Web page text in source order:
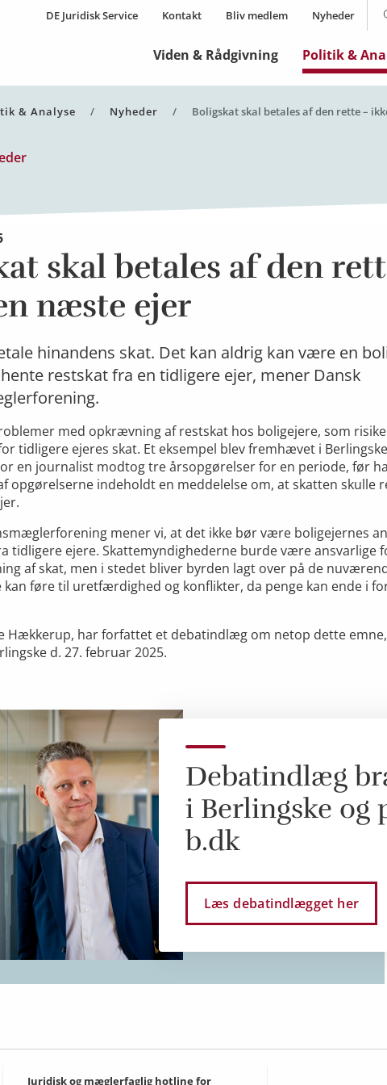
DE Juridisk Service Kontakt Bliv medlem Nyheder
Viden & Rådgivning Politik &
& Analyse Nyheder Aktuel side:
Boligskat skal betales af den rette –
skal betales af den
næste ejer
hinandens skat. Det kan aldrig kan være en
restskat fra en tidligere ejer, mener Dansk
med opkrævning af restskat hos boligejere, som
tidligere ejeres skat. Et eksempel blev fremhævet i
en journalist modtog tre årsopgørelser for en periode, før
opgørelserne indeholdt en meddelelse om, at skatten skulle
mener vi, at det ikke bør være boligejernes
tidligere ejere. Skattemyndighederne burde være ansvarlige
af skat, men i stedet bliver byrden lagt over på de
kan føre til uretfærdighed og konflikter, da penge kan ende i
Hækkerup, har forfattet et debatindlæg om netop dette
d. 27. februar 2025.
Debatindlæg
i Berlingske og
b.dk
Læs debatindlægget her
Juridisk og mæglerfaglig hotline for